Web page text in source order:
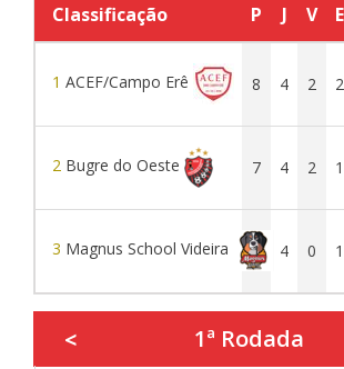
Classificação P J V E
1 ACEF/Campo Erê 8 4 2 2
2 Bugre do Oeste 7 4 2 1
3 Magnus School Videira 1 4 0 1
< 1ª Rodada